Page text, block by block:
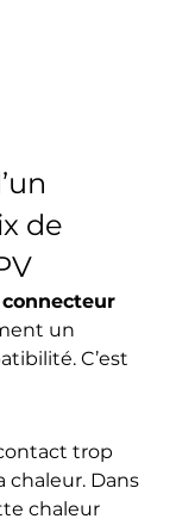
de
connecteur
un
C’est
trop
chaleur. Dans
chaleur